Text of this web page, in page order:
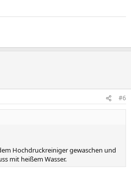
#6
Hochdruckreiniger gewaschen und
mit heißem Wasser.